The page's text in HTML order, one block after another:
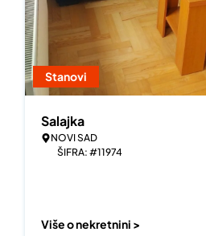
Stanovi
Salajka
NOVI SAD
ŠIFRA: #11974
Više o nekretnini >